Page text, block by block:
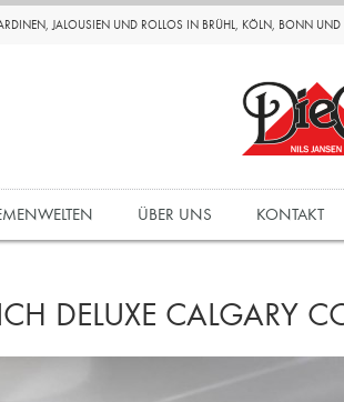
JALOUSIEN UND ROLLOS IN BRÜHL, KÖLN, BONN
ÜBER UNS KONTAKT
DELUXE CALGARY